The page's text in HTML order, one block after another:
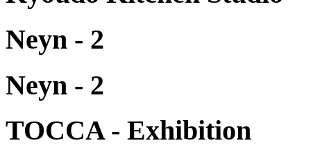
Neyn - 2
Neyn - 2
TOCCA - Exhibition